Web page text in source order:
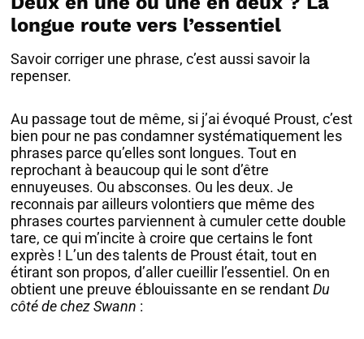
longue route vers l’essentiel
Savoir corriger une phrase, c’est aussi savoir la
repenser.
Au passage tout de même, si j’ai évoqué Proust, c’est
bien pour ne pas condamner systématiquement les
phrases parce qu’elles sont longues. Tout en
reprochant à beaucoup qui le sont d’être
ennuyeuses. Ou absconses. Ou les deux. Je
reconnais par ailleurs volontiers que même des
phrases courtes parviennent à cumuler cette double
tare, ce qui m’incite à croire que certains le font
exprès ! L’un des talents de Proust était, tout en
étirant son propos, d’aller cueillir l’essentiel. On en
obtient une preuve éblouissante en se rendantDu
côté de chez Swann :